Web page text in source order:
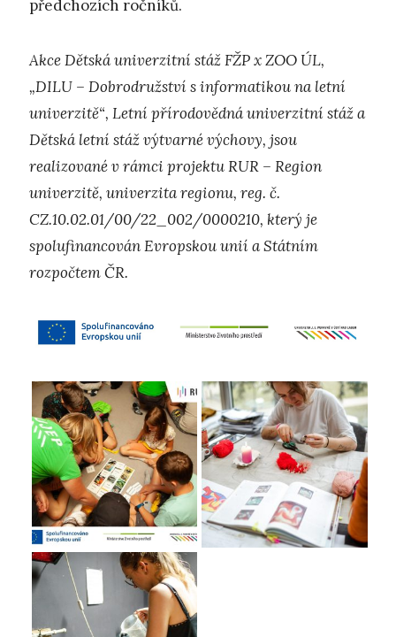
předchozích ročníků.
Akce Dětská univerzitní stáž FŽP x ZOO ÚL,
„DILU – Dobrodružství s informatikou na letní
univerzitě“, Letní přírodovědná univerzitní stáž a
Dětská letní stáž výtvarné výchovy, jsou
realizované v rámci projektu RUR – Region
univerzitě, univerzita regionu, reg. č.
CZ.10.02.01/00/22_002/0000210, který je
spolufinancován Evropskou unií a Státním
rozpočtem ČR.